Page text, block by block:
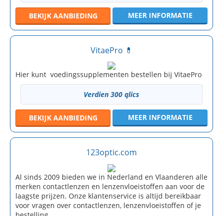
BEKIJK AANBIEDING MEER INFORMATIE
VitaePro 💊
Hier kunt voedingssupplementen bestellen bij VitaePro
Verdien 300 qlics
BEKIJK AANBIEDING MEER INFORMATIE
123optic.com
Al sinds 2009 bieden we in Nederland en Vlaanderen alle
merken contactlenzen en lenzenvloeistoffen aan voor de
laagste prijzen. Onze klantenservice is altijd bereikbaar
voor vragen over contactlenzen, lenzenvloeistoffen of je